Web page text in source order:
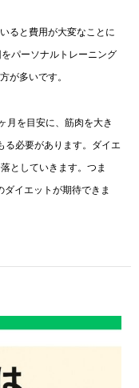
ると費用が大変なことに
パーソナルトレーニング
が多いです。
月を目安に、筋肉を大き
る必要があります。ダイエ
としていきます。つま
イエットが期待できま